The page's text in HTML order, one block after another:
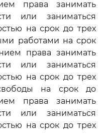
права занимать
или заниматься
на срок до трех
работами на срок
права занимать
или заниматься
на срок до трех
на срок до
права занимать
или заниматься
на срок до трех